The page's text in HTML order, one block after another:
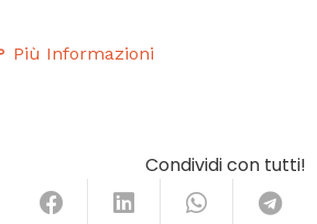
Più Informazioni
Condividi con tutti!